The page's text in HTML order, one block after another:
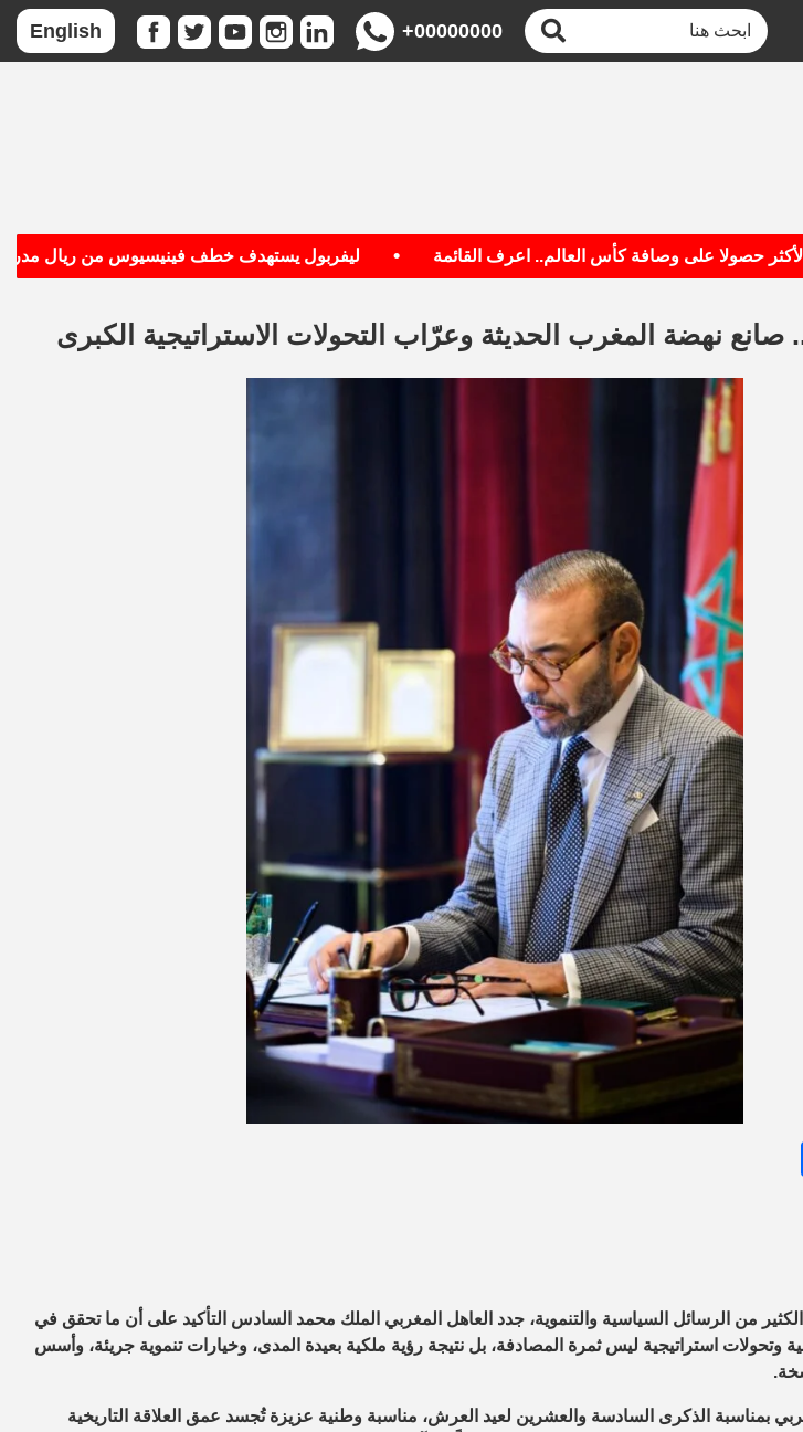
+00000000
English
حصولا على وصافة كأس العالم.. اعرف القائمة • ليفربول يستهدف خطف فينيسيوس من ريال مدريد
نهضة المغرب الحديثة وعرّاب التحولات الاستراتيجية الكبرى
من الرسائل السياسية والتنموية، جدد العاهل المغربي الملك محمد السادس التأكيد على أن ما تحقق في
وتحولات استراتيجية ليس ثمرة المصادفة، بل نتيجة رؤية ملكية بعيدة المدى، وخيارات تنموية جريئة، وأسس
بمناسبة الذكرى السادسة والعشرين لعيد العرش، مناسبة وطنية عزيزة تُجسد عمق العلاقة التاريخية